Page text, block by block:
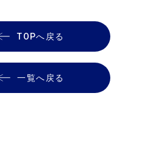
TOPへ戻る
一覧へ戻る